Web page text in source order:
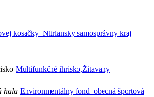
kosačky_Nitriansky samosprávny kraj
Multifunkčné ihrisko,Žitavany
Environmentálny fond_obecná športová